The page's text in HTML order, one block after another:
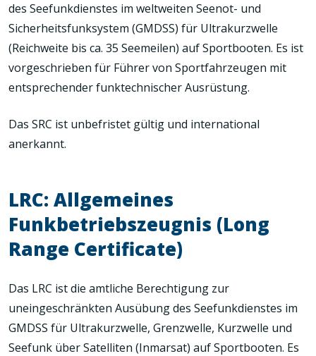
des Seefunkdienstes im weltweiten Seenot- und
Sicherheitsfunksystem (GMDSS) für Ultrakurzwelle
(Reichweite bis ca. 35 Seemeilen) auf Sportbooten. Es ist
vorgeschrieben für Führer von Sportfahrzeugen mit
entsprechender funktechnischer Ausrüstung.
Das SRC ist unbefristet gültig und international
anerkannt.
LRC: Allgemeines
Funkbetriebszeugnis (Long
Range Certificate)
Das LRC ist die amtliche Berechtigung zur
uneingeschränkten Ausübung des Seefunkdienstes im
GMDSS für Ultrakurzwelle, Grenzwelle, Kurzwelle und
Seefunk über Satelliten (Inmarsat) auf Sportbooten. Es